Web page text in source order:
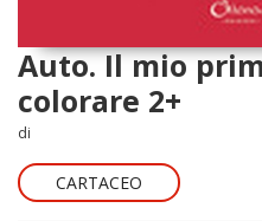
Auto. Il mio
colorare 2+
di
CARTACEO